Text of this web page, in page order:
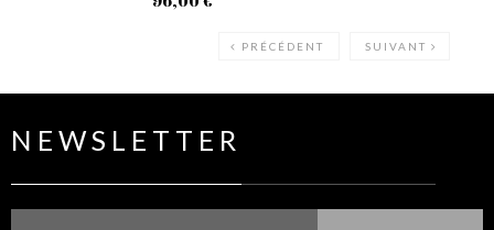
PRÉCÉDENT SUIVANT
NEWSLETTER